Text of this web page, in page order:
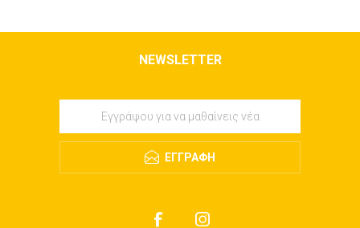
NEWSLETTER
ΕΓΓΡΑΦΉ